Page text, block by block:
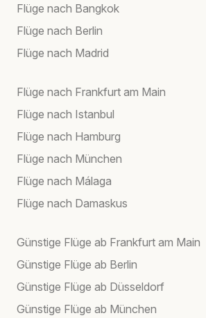
Flüge nach Bangkok
Flüge nach Berlin
Flüge nach Madrid
Flüge nach Frankfurt am Main
Flüge nach Istanbul
Flüge nach Hamburg
Flüge nach München
Flüge nach Málaga
Flüge nach Damaskus
Günstige Flüge ab Frankfurt am Main
Günstige Flüge ab Berlin
Günstige Flüge ab Düsseldorf
Günstige Flüge ab München